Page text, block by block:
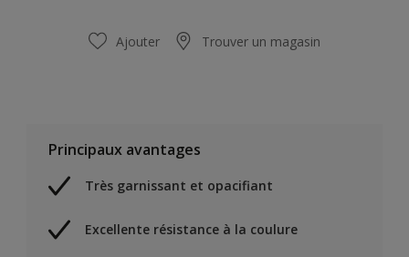
Ajouter Trouver un magasin
Principaux avantages
Très garnissant et opacifiant
Excellente résistance à la coulure